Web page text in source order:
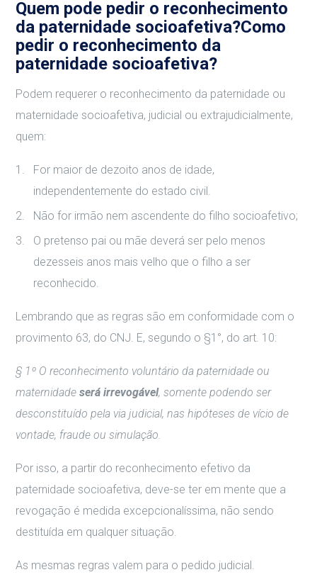
Quem pode pedir o reconhecimento
da paternidade socioafetiva?Como
pedir o reconhecimento da
paternidade socioafetiva?
Podem requerer o reconhecimento da paternidade ou
maternidade socioafetiva, judicial ou extrajudicialmente,
quem:
For maior de dezoito anos de idade,
independentemente do estado civil.
Não for irmão nem ascendente do filho socioafetivo;
O pretenso pai ou mãe deverá ser pelo menos
dezesseis anos mais velho que o filho a ser
reconhecido.
Lembrando que as regras são em conformidade com o
provimento 63, do CNJ. E, segundo o §1°, do art. 10:
§ 1º O reconhecimento voluntário da paternidade ou
maternidadeserá irrevogável, somente podendo ser
desconstituído pela via judicial, nas hipóteses de vício de
vontade, fraude ou simulação.
Por isso, a partir do reconhecimento efetivo da
paternidade socioafetiva, deve-se ter em mente que a
revogação é medida excepcionalíssima, não sendo
destituída em qualquer situação.
As mesmas regras valem para o pedido judicial.